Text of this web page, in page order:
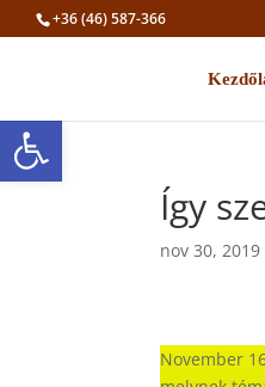
Eszköztár megnyitása
+36 (46) 587-366
Így
nov 30, 2019
November